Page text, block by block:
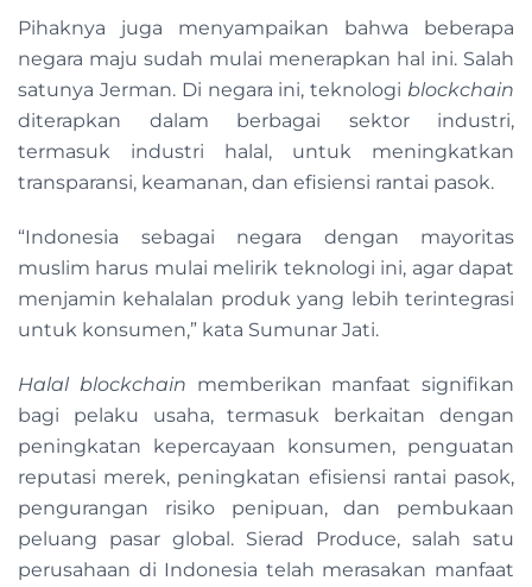
Pihaknya juga menyampaikan bahwa beberapa
negara maju sudah mulai menerapkan hal ini. Salah
satunya Jerman. Di negara ini, teknologi blockchain
diterapkan dalam berbagai sektor industri,
termasuk industri halal, untuk meningkatkan
transparansi, keamanan, dan efisiensi rantai pasok.
“Indonesia sebagai negara dengan mayoritas
muslim harus mulai melirik teknologi ini, agar dapat
menjamin kehalalan produk yang lebih terintegrasi
untuk konsumen,” kata Sumunar Jati.
Halal blockchain memberikan manfaat signifikan
bagi pelaku usaha, termasuk berkaitan dengan
peningkatan kepercayaan konsumen, penguatan
reputasi merek, peningkatan efisiensi rantai pasok,
pengurangan risiko penipuan, dan pembukaan
peluang pasar global. Sierad Produce, salah satu
perusahaan di Indonesia telah merasakan manfaat